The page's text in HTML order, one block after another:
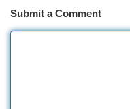
Submit a Comment